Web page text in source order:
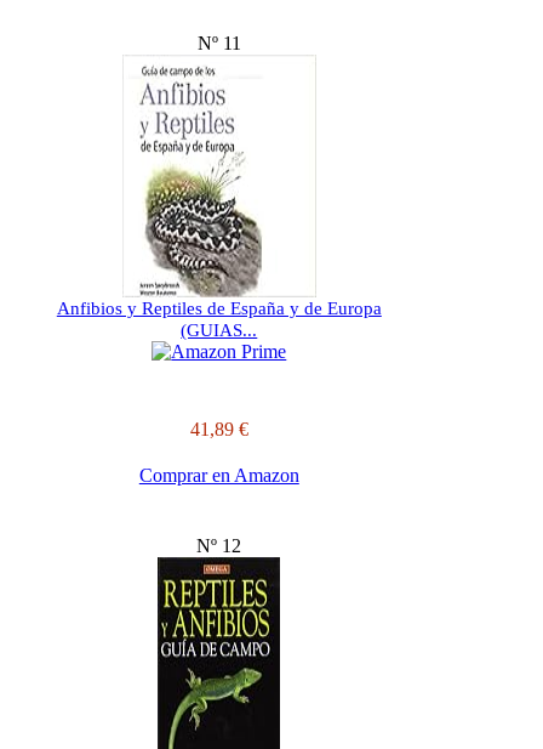
Nº 11
Anfibios y Reptiles de España y de Europa
(GUIAS...
41,89 €
Comprar en Amazon
Nº 12